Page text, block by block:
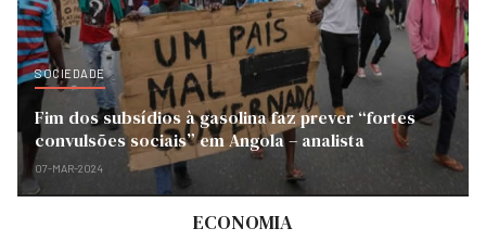
SOCIEDADE
Fim dos subsídios à gasolina faz prever “fortes
convulsões sociais” em Angola – analista
07-MAR-2024
ECONOMIA